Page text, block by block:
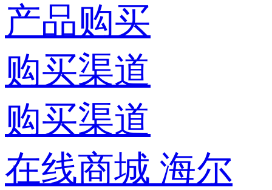
产品购买
购买渠道
购买渠道
在线商城 海尔